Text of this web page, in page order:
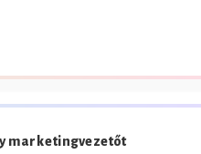
marketingvezetőt